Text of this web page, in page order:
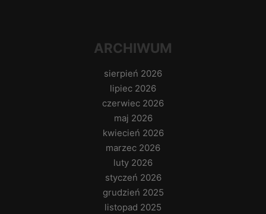
ARCHIWUM
sierpień 2026
lipiec 2026
czerwiec 2026
maj 2026
kwiecień 2026
marzec 2026
luty 2026
styczeń 2026
grudzień 2025
listopad 2025